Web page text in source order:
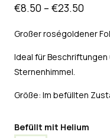
€8.50 – €23.50
Großer roségoldener
Ideal für
Sternenhimmel.
Größe: Im befüllten
Befüllt mit Helium